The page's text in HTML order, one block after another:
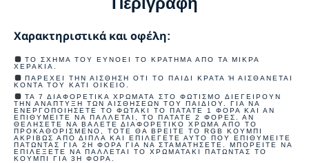
Χαρακτηριστικά και οφέλη:
ΤΟ ΣΧΉΜΑ ΤΟΥ ΕΥΝΟΕΊ ΤΟ ΚΡΆΤΗΜΑ ΑΠΌ ΤΑ ΜΙΚΡΆ
ΧΕΡΆΚΙΑ.
ΠΑΡΈΧΕΙ ΤΗΝ ΑΊΣΘΗΣΗ ΌΤΙ ΤΟ ΠΑΙΔΊ ΚΡΑΤΆ Ή ΑΙΣΘΆΝΕΤΑΙ Κ
ΟΝΤΆ ΤΟΥ ΚΆΤΙ ΟΙΚΕΊΟ.
ΤΑ 7 ΔΙΑΦΟΡΕΤΙΚΆ ΧΡΏΜΑΤΑ ΣΤΟ ΦΩΤΙΣΜΌ ΔΙΕΓΕΊΡΟΥΝ
ΤΗΝ ΑΝΆΠΤΥΞΗ ΤΩΝ ΑΙΣΘΉΣΕΩΝ ΤΟΥ ΠΑΙΔΙΟΎ. ΓΙΑ ΝΑ
ΕΝΕΡΓΟΠΟΙΉΣΕΤΕ ΤΟ ΦΩΤΆΚΙ ΤΟ ΠΑΤΆΤΕ 1 ΦΟΡΆ ΚΑΙ ΑΝ
ΕΠΙΘΥΜΕΊΤΕ ΝΑ ΠΆΛΛΕΤΑΙ, ΤΟ ΠΑΤΆΤΕ 2 ΦΟΡΈΣ. ΑΝ
ΘΕΛΉΣΕΤΕ ΝΑ ΒΆΛΕΤΕ ΔΙΑΦΟΡΕΤΙΚΌ ΧΡΏΜΑ ΑΠΌ ΤΟ
ΠΡΟΚΑΘΟΡΙΣΜΈΝΟ, ΤΌΤΕ ΘΑ ΒΡΕΊΤΕ ΤΟ RGB ΚΟΥΜΠΊ
ΑΚΡΙΒΏΣ ΑΠΌ ΔΊΠΛΑ ΚΑΙ ΕΠΙΛΈΓΕΤΕ ΑΥΤΌ ΠΟΥ ΕΠΙΘΥΜΕΊΤΕ
ΠΑΤΏΝΤΑΣ ΓΙΑ 2Η ΦΟΡΆ ΓΙΑ ΝΑ ΣΤΑΜΑΤΉΣΕΤΕ. ΜΠΟΡΕΊΤΕ ΝΑ
ΕΠΙΛΈΞΕΤΕ ΝΑ ΠΆΛΛΕΤΑΙ ΤΟ ΧΡΩΜΑΤΆΚΙ ΠΑΤΏΝΤΑΣ ΤΟ
ΚΟΥΜΠΊ ΓΙΑ 3Η ΦΟΡΆ.